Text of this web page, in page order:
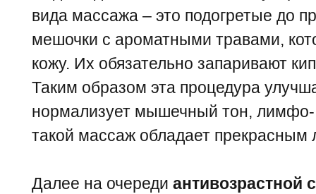
вида массажа – это подогретые до
мешочки с ароматными травами,
кожу. Их обязательно запаривают
Таким образом эта процедура
нормализует мышечный тон,
такой массаж обладает
Далее на очереди антивозрастной